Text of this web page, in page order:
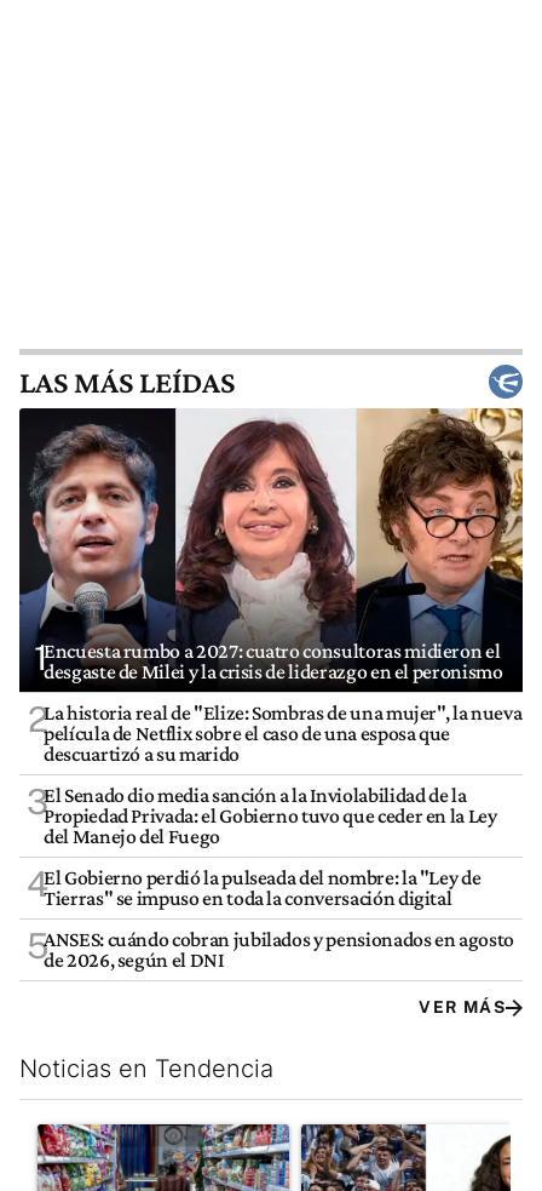
LAS MÁS LEÍDAS
1Encuesta rumbo a 2027: cuatro consultoras midieron el
desgaste de Milei y la crisis de liderazgo en el peronismo
2La historia real de "Elize: Sombras de una mujer", la nueva
película de Netflix sobre el caso de una esposa que
descuartizó a su marido
3El Senado dio media sanción a la Inviolabilidad de la
Propiedad Privada: el Gobierno tuvo que ceder en la Ley
del Manejo del Fuego
4El Gobierno perdió la pulseada del nombre: la "Ley de
Tierras" se impuso en toda la conversación digital
5ANSES: cuándo cobran jubilados y pensionados en agosto
de 2026, según el DNI
VER MÁS
Noticias en Tendencia
Este listado muestra los artículos con más comentarios en los
Un artículo de tendencia con el título "La inflación en CABA
Un artículo de tendencia con